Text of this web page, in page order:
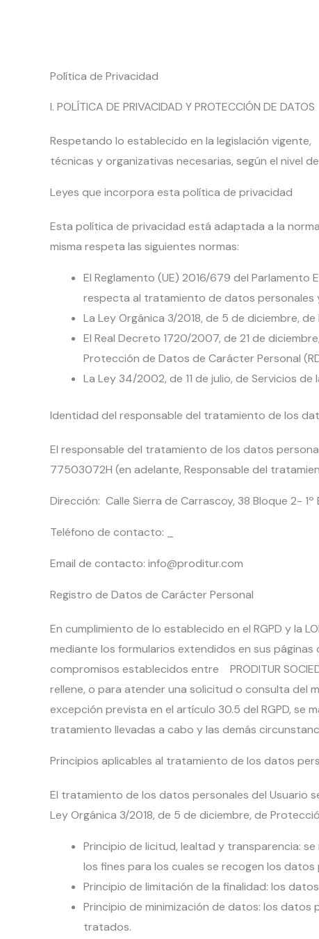
Política de Privacidad
I. POLÍTICA DE PRIVACIDAD Y PROTECCIÓN DE DATOS
Respetando lo establecido en la legislación vigente,
técnicas y organizativas necesarias, según el nivel
Leyes que incorpora esta política de privacidad
Esta política de privacidad está adaptada a la
misma respeta las siguientes normas:
El Reglamento (UE) 2016/679 del
respecta al tratamiento de datos personales
La Ley Orgánica 3/2018, de 5 de diciembre,
El Real Decreto 1720/2007, de 21 de
Protección de Datos de Carácter Personal
La Ley 34/2002, de 11 de julio, de Servicios
Identidad del responsable del tratamiento de los
El responsable del tratamiento de los datos
77503072H (en adelante, Responsable del
Dirección: Calle Sierra de Carrascoy, 38 Bloque 2- 1º
Teléfono de contacto: _
Email de contacto: info@proditur.com
Registro de Datos de Carácter Personal
En cumplimiento de lo establecido en el RGPD y la
mediante los formularios extendidos en sus
compromisos establecidos entre PRODITUR
rellene, o para atender una solicitud o consulta del
excepción prevista en el artículo 30.5 del RGPD,
tratamiento llevadas a cabo y las demás
Principios aplicables al tratamiento de los datos
El tratamiento de los datos personales del Usuario
Ley Orgánica 3/2018, de 5 de diciembre, de
Principio de licitud, lealtad y transparencia:
los fines para los cuales se recogen los datos
Principio de limitación de la finalidad: los
Principio de minimización de datos: los
tratados.